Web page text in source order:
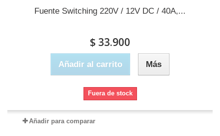
Fuente Switching 220V / 12V DC / 40A,...
$ 33.900
Añadir al carrito Más
Fuera de stock
Añadir para comparar